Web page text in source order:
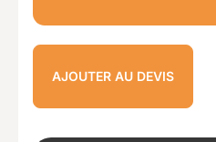
AJOUTER AU DEVIS